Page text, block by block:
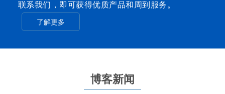
联系我们，即可获得优质产品和周到服务。
了解更多
博客新闻